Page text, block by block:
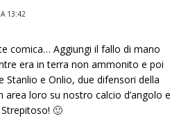
13:42
comica… Aggiungi il fallo di mano
era in terra non ammonito e poi
e Onlio, due difensori della
area loro su nostro calcio d’angolo e
🙂